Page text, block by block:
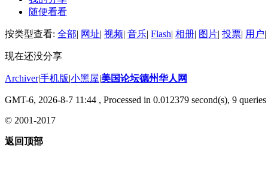
随便看看
按类型查看: 全部| 网址| 视频| 音乐| Flash| 相册| 图片| 投票| 用户|
现在还没分享
Archiver|手机版|小黑屋|美国论坛德州华人网
GMT-6, 2026-8-7 11:44 , Processed in 0.012379 second(s), 9 queries
© 2001-2017
返回顶部